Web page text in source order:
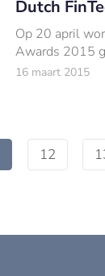
Dutch
Op 20 april
Awards 2015
16 maart 2015
12